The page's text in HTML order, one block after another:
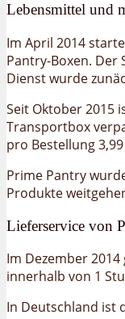
Lebensmittel und
Im April 2014
Pantry-Boxen.
Dienst wurde
Seit Oktober 2015
Transportbox
pro Bestellung
Prime Pantry
Produkte
Lieferservice von
Im Dezember
innerhalb von 1
In Deutschland ist